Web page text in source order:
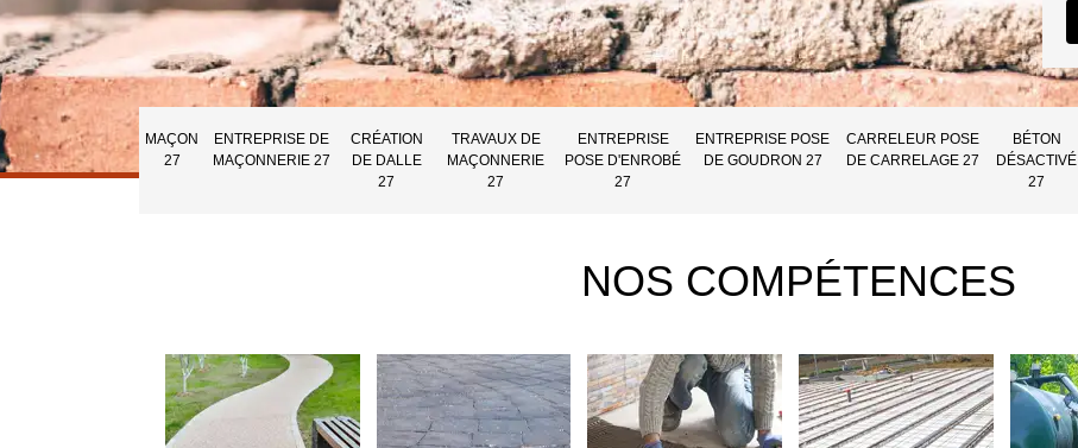
MAÇON
27
ENTREPRISE DE
MAÇONNERIE 27
CRÉATION
DE DALLE
27
TRAVAUX DE
MAÇONNERIE
27
ENTREPRISE
POSE D'ENROBÉ
27
ENTREPRISE POSE
DE GOUDRON 27
CARRELEUR POSE
DE CARRELAGE 27
BÉTON
DÉSACTIVÉ
27
NOS COMPÉTENCES